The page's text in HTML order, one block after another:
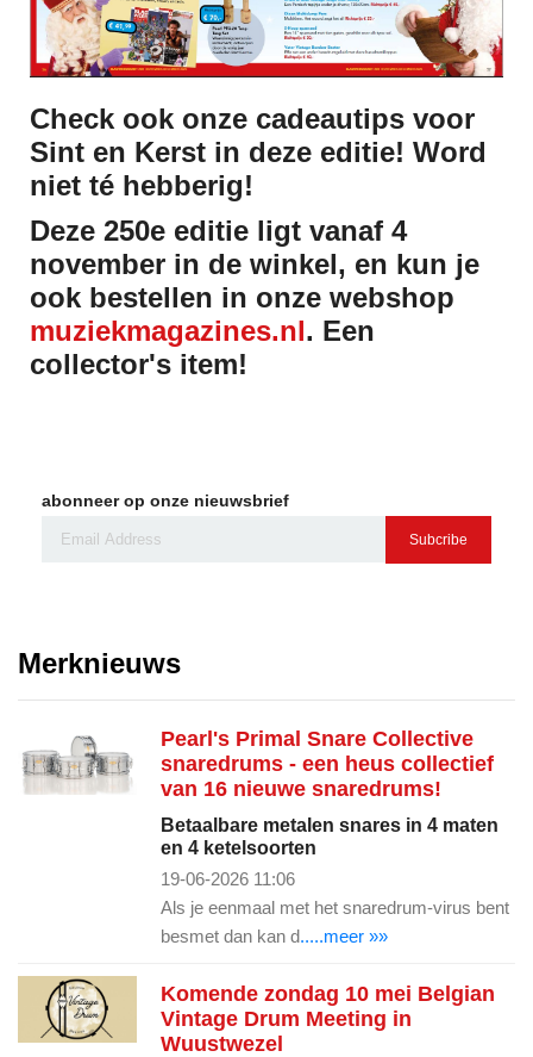
Check ook onze cadeautips voor
Sint en Kerst in deze editie! Word
niet té hebberig!
Deze 250e editie ligt vanaf 4
november in de winkel, en kun je
ook bestellen in onze webshop
muziekmagazines.nl. Een
collector's item!
abonneer op onze nieuwsbrief
Subcribe
Merknieuws
Pearl's Primal Snare Collective
snaredrums - een heus collectief
van 16 nieuwe snaredrums!
Betaalbare metalen snares in 4 maten
en 4 ketelsoorten
19-06-2026 11:06
Als je eenmaal met het snaredrum-virus bent
besmet dan kan d.....meer »»
Komende zondag 10 mei Belgian
Vintage Drum Meeting in
Wuustwezel